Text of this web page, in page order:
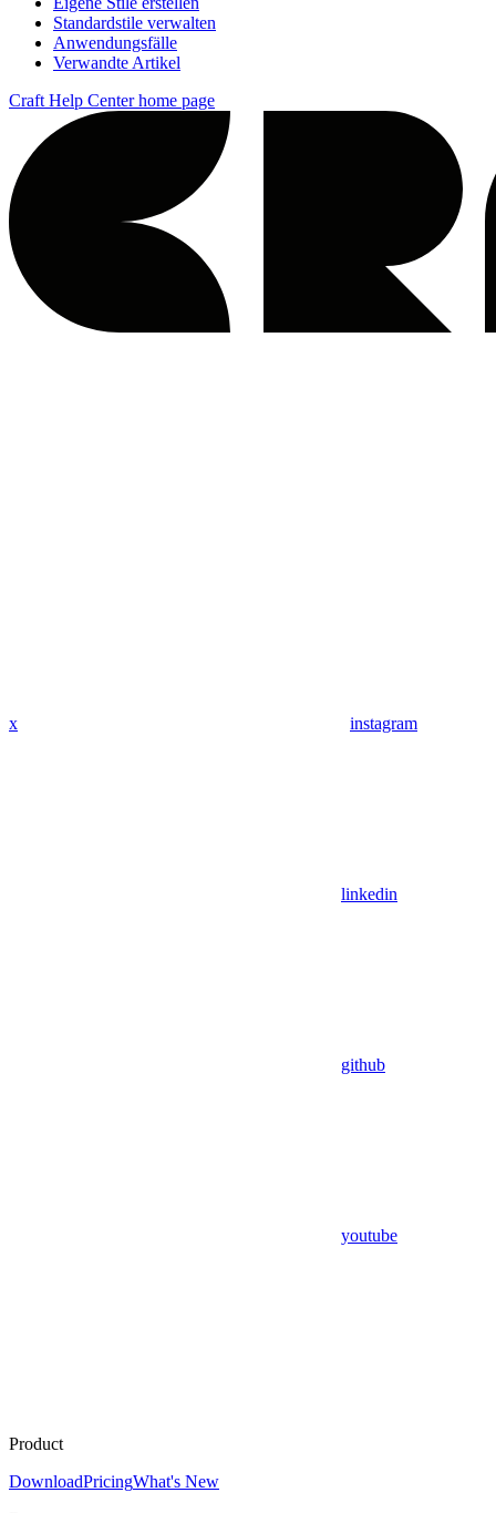
Standardstile verwalten
Anwendungsfälle
Verwandte Artikel
Craft Help Centerhome page
x instagram
linkedin
github
youtube
Product
DownloadPricingWhat's New